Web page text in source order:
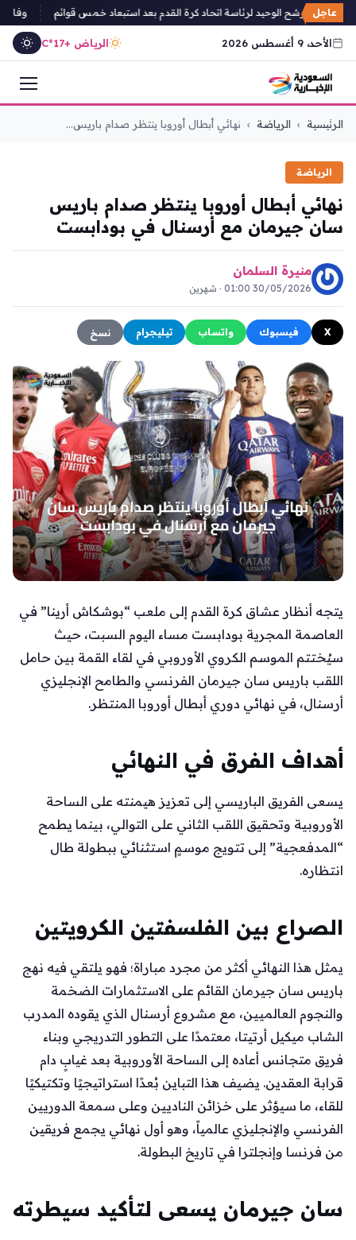
عاجلالمرشح الوحيد لرئاسة اتحاد كرة القدم بعد استبعاد خمس قوائم وفاة والد
الأحد، 9 أغسطس 2026 الرياض +17°C
التجاوز
الرئيسية › الرياضة › نهائي أبطال أوروبا ينتظر صدام باريس...
الرياضة
نهائي أبطال أوروبا ينتظر صدام باريس
سان جيرمان مع أرسنال في بودابست
منيرة السلمان
30/05/2026 01:00 · شهرين
X فيسبوك واتساب تيليجرام نسخ
يتجه أنظار عشاق كرة القدم إلى ملعب “بوشكاش أرينا” في
العاصمة المجرية بودابست مساء اليوم السبت، حيث
سيُختتم الموسم الكروي الأوروبي في لقاء القمة بين حامل
اللقب باريس سان جيرمان الفرنسي والطامح الإنجليزي
أرسنال، في نهائي دوري أبطال أوروبا المنتظر.
أهداف الفرق في النهائي
يسعى الفريق الباريسي إلى تعزيز هيمنته على الساحة
الأوروبية وتحقيق اللقب الثاني على التوالي، بينما يطمح
“المدفعجية” إلى تتويج موسمٍ استثنائي ببطولة طال
انتظاره.
الصراع بين الفلسفتين الكرويتين
يمثل هذا النهائي أكثر من مجرد مباراة؛ فهو يلتقي فيه نهج
باريس سان جيرمان القائم على الاستثمارات الضخمة
والنجوم العالميين، مع مشروع أرسنال الذي يقوده المدرب
الشاب ميكيل أرتيتا، معتمدًا على التطور التدريجي وبناء
فريق متجانس أعاده إلى الساحة الأوروبية بعد غيابٍ دام
قرابة العقدين. يضيف هذا التباين بُعدًا استراتيجيًا وتكتيكيًا
للقاء، ما سيؤثر على خزائن الناديين وعلى سمعة الدوريين
الفرنسي والإنجليزي عالمياً، وهو أول نهائي يجمع فريقين
من فرنسا وإنجلترا في تاريخ البطولة.
سان جيرمان يسعى لتأكيد سيطرته